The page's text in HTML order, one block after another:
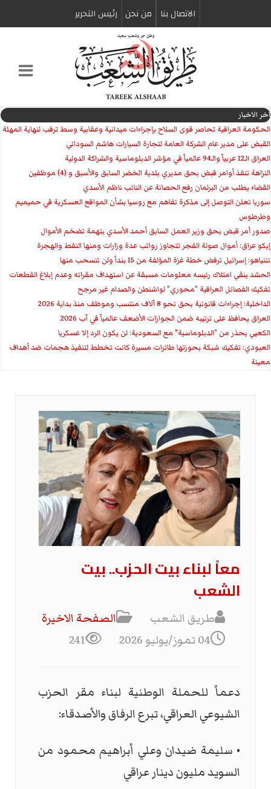
الاتصال بنا من نحن رئیس التحریر
اخر الاخبار
الحكومة العراقية تحاصر قوى السلاح بإجراءات ميدانية وعقابية وسط ترقب لنهاية المهلة
القبض على مدير عام الشركة العامة لتجارة السيارات هاشم السوداني
العراق الـ12 عربياً والـ94 عالمياً في مؤشر الدبلوماسية والشراكة الدولية
النزاهة تنفذ أوامر قبض بحق مديري بلدية الخضر السابق والأسبق و (4) موظفين
القضاء يطلب من البرلمان رفع الحصانة عن النائب ناظم الأسدي
سوريا تعلن التوصل إلى مذكرة تفاهم مع روسيا بشأن المواقع العسكرية في حميميم
وطرطوس
صدور أمر قبض بحق وزير العمل السابق أحمد الأسدي بتهمة تضخم الأموال
إيكو عراق: أموال صولة الفجر تتجاوز رواتب عدة وزارات ومنها النفط والهجرة
نتنياهو: إسرائيل ترفض خطة غزة المؤلفة من 15 بنداً ولن تنسحب منها
الحشد ينفي امتلاك رئيسه معلومات مسبقة عن استهداف مقراته وعدم إبلاغ القطعات
تفكيك الفصائل العراقية "محوري" لواشنطن والصدام غير مرجح
الداخلية: إجراءات قانونية بحق نحو 8 آلاف منتسب وموظف منذ بداية 2026
العراق يحافظ على ترتيبه ضمن الجوازات الأضعف عالمياً في آب 2026
الكعبي يحذر من "الدبلوماسية" مع السعودية: لن يكون الرد إلا عسكريا
العبودي: تفكيك شبكة بحوزتها طائرات مسيرة كانت تخطط لتنفيذ هجمات ضد أهداف
معينة
معاً لبناء بيت الحزب.. بيت
الشعب
طريق الشعب
الصفحة الاخیرة
04 تموز/يوليو 2026
241
دعماً للحملة الوطنية لبناء مقر الحزب
الشيوعي العراقي، تبرع الرفاق والأصدقاء:
• سليمة ضيدان وعلي أبراهيم محمود من
السويد مليون دينار عراقي